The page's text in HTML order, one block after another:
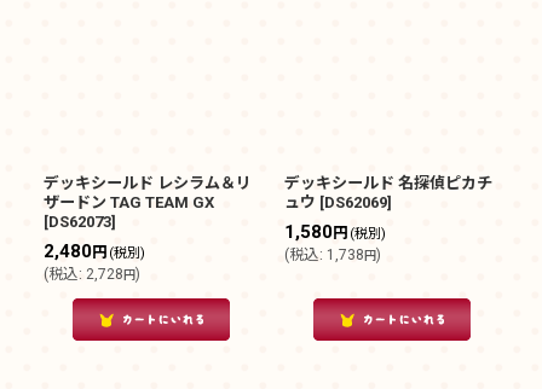
デッキシールド レシラム＆リ
ザードン TAG TEAM GX
[DS62073]
2,480円 (税別)
(税込: 2,728円)
デッキシールド 名探偵ピカチ
ュウ [DS62069]
1,580円 (税別)
(税込: 1,738円)